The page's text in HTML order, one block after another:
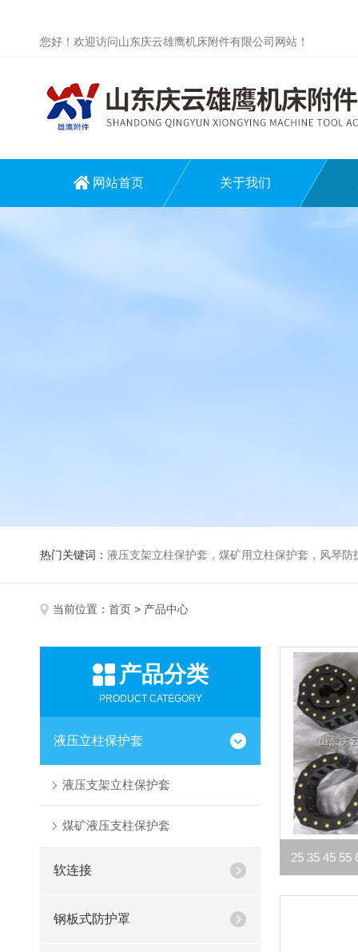
您好！欢迎访问山东庆云雄鹰机床附件有限公司网站！
网站首页 关于我们
热门关键词： 液压支架立柱保护套，煤矿用立柱保护套，风琴
当前位置： 首页 > 产品中心
产品分类
PRODUCT CATEGORY
液压立柱保护套
液压支架立柱保护套
煤矿液压支柱保护套
软连接
钢板式防护罩